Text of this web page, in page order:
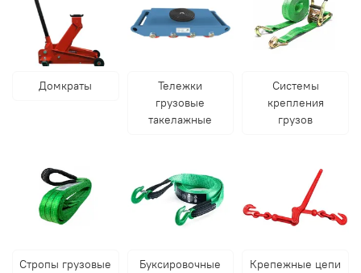
Домкраты
Тележки
грузовые
такелажные
Системы
крепления
грузов
Стропы грузовые
Буксировочные
Крепежные цепи